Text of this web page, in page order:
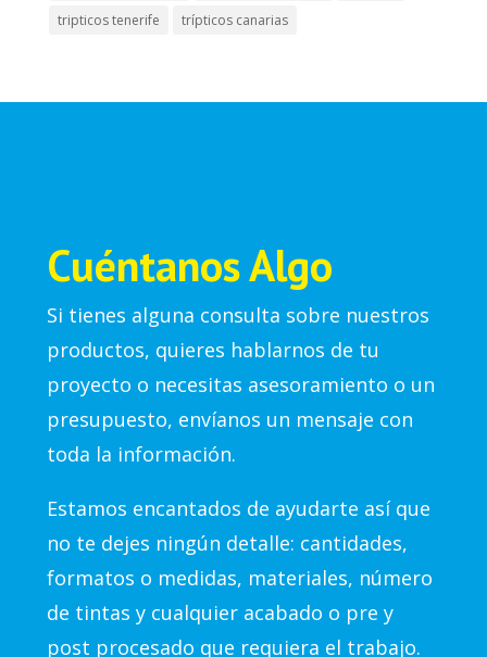
tripticos tenerife trípticos canarias
Cuéntanos Algo
Si tienes alguna consulta sobre nuestros
productos, quieres hablarnos de tu
proyecto o necesitas asesoramiento o un
presupuesto, envíanos un mensaje con
toda la información.
Estamos encantados de ayudarte así que
no te dejes ningún detalle: cantidades,
formatos o medidas, materiales, número
de tintas y cualquier acabado o pre y
post procesado que requiera el trabajo.